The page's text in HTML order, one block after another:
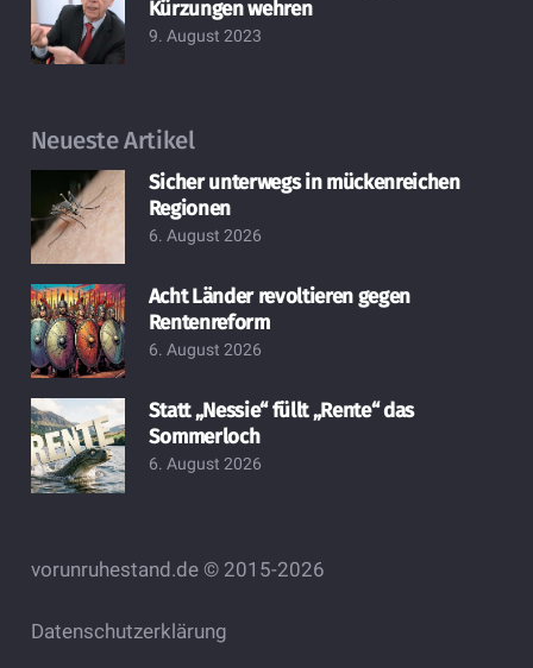
Kürzungen wehren
9. August 2023
Neueste Artikel
Sicher unterwegs in mückenreichen
Regionen
6. August 2026
Acht Länder revoltieren gegen
Rentenreform
6. August 2026
Statt „Nessie“ füllt „Rente“ das
Sommerloch
6. August 2026
vorunruhestand.de © 2015-2026
Datenschutzerklärung